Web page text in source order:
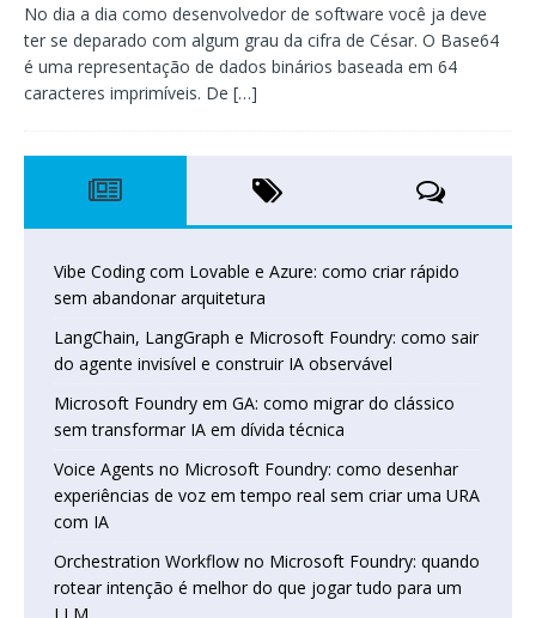
No dia a dia como desenvolvedor de software você ja deve
ter se deparado com algum grau da cifra de César. O Base64
é uma representação de dados binários baseada em 64
caracteres imprimíveis. De […]
Vibe Coding com Lovable e Azure: como criar rápido
sem abandonar arquitetura
LangChain, LangGraph e Microsoft Foundry: como sair
do agente invisível e construir IA observável
Microsoft Foundry em GA: como migrar do clássico
sem transformar IA em dívida técnica
Voice Agents no Microsoft Foundry: como desenhar
experiências de voz em tempo real sem criar uma URA
com IA
Orchestration Workflow no Microsoft Foundry: quando
rotear intenção é melhor do que jogar tudo para um